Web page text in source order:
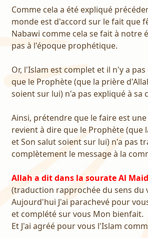
Comme cela a été expliqué
monde est d'accord sur le fait que
Nabawi comme cela se fait à notre
pas à l'époque prophétique.
Or, l'Islam est complet et il n'y a
que le Prophète (que la prière
soient sur lui) n'a pas expliqué à sa
Ainsi, prétendre que le faire est
revient à dire que le Prophète (que
et Son salut soient sur lui) n'a pas
complètement le message à la
Allah a dit dans la sourate Al
(traduction rapprochée du sens du
Aujourd'hui J'ai parachevé pour
et complété sur vous Mon bienfait.
Et J'ai agréé pour vous l'Islam